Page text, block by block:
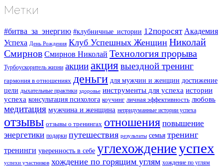
Метки
#битва_за_энергию #клубничные_истории 12поросят Академия
Успеха День Рождения Клуб Успешных Женщин Николай
Смирнов Смирнов Николай Технология прорыва
Турбоускоритель жизни акцииакция выездной тренинг
гармония в отношениях деньги для мужчин и женщин достижение
цели дыхательные практики здоровье инструменты для успеха истории
успеха консультация психолога коучинг личная эффективность любовь
медитация мужчина и женщина непридуманные истории успеха
отзывы отзывы о тренингах отношения повышение
энергетики подарки путешествия результаты семья тренинг
тренинги уверенность в себе углехождениеуспех
успехи участников хождение по горящим углям хождение по углям